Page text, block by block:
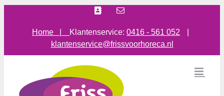
Facebook
E-
Home | Klantenservice: 0416 - 561 052
klantenservice@frissvoorhoreca.nl